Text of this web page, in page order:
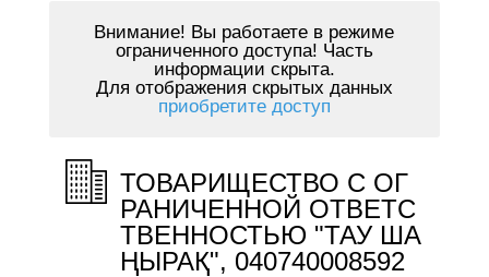
Внимание! Вы работаете в режиме
ограниченного доступа! Часть
информации скрыта.
Для отображения скрытых данных
приобретите доступ
ТОВАРИЩЕСТВО С ОГ
РАНИЧЕННОЙ ОТВЕТС
ТВЕННОСТЬЮ "ТАУ ША
ҢЫРАҚ", 040740008592